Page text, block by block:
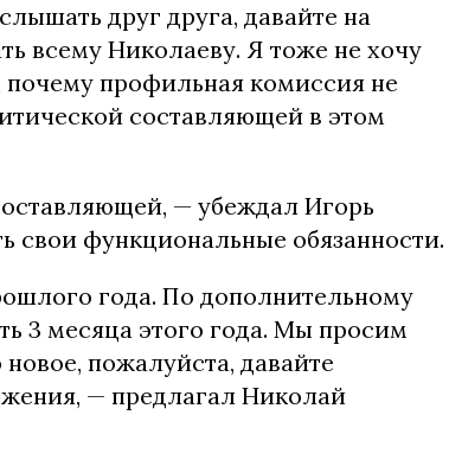
друг друга, давайте на
всему Николаеву. Я тоже не хочу
профильная комиссия не
составляющей в этом
— убеждал Игорь
функциональные обязанности.
года. По дополнительному
3 месяца этого года. Мы просим
пожалуйста, давайте
— предлагал Николай